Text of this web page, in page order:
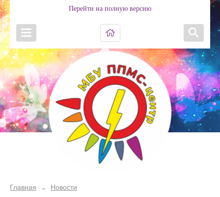
Перейти на полную версию
Главная → Новости